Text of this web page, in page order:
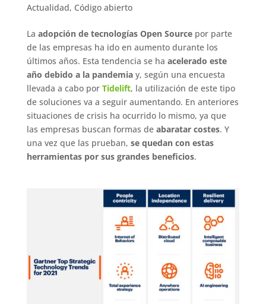
Actualidad, Código abierto
La adopción de tecnologías Open Sourcepor parte
de las empresas ha ido en aumento durante los
últimos años. Esta tendencia se ha acelerado este
año debido a la pandemiay, según una encuesta
llevada a cabo por Tidelift, la utilización de este tipo
de soluciones va a seguir aumentando. En anteriores
situaciones de crisis ha ocurrido lo mismo, ya que
las empresas buscan formas de abaratar costes. Y
una vez que las prueban, se quedan con estas
herramientas por sus grandes beneficios.